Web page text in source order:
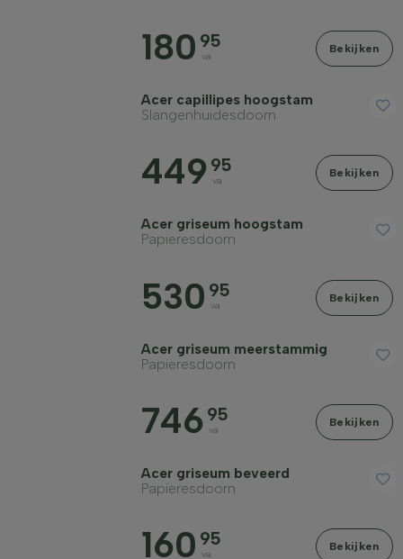
180 95
va
Bekijken
Acer capillipes hoogstam
Slangenhuidesdoorn
449 95
va
Bekijken
Acer griseum hoogstam
Papieresdoorn
530 95
va
Bekijken
Acer griseum meerstammig
Papieresdoorn
746 95
va
Bekijken
Acer griseum beveerd
Papieresdoorn
160 95
va
Bekijken